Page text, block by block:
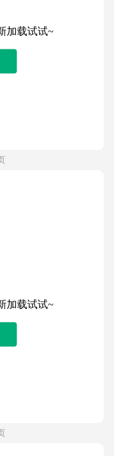
加载试试~
加载试试~